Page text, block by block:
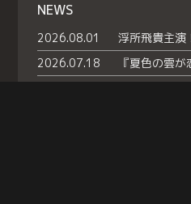
NEWS
2026.08.01
2026.07.18